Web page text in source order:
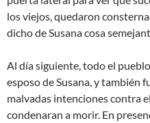
los viejos, quedaron
dicho de Susana cosa
Al día siguiente, todo el
esposo de Susana, y también
malvadas intenciones contra
condenaran a morir. En